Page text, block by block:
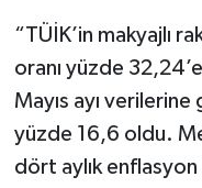
“TÜİK’in makyajlı
oranı yüzde
Mayıs ayı verilerine
yüzde 16,6 oldu.
dört aylık